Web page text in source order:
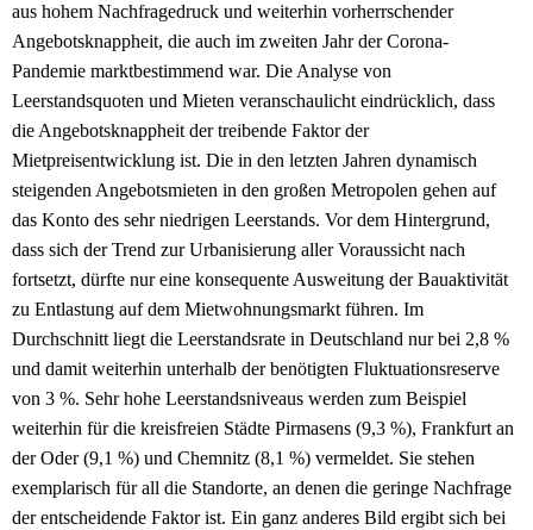
aus hohem Nachfragedruck und weiterhin vorherrschender
Angebotsknappheit, die auch im zweiten Jahr der Corona-
Pandemie marktbestimmend war. Die Analyse von
Leerstandsquoten und Mieten veranschaulicht eindrücklich, dass
die Angebotsknappheit der treibende Faktor der
Mietpreisentwicklung ist. Die in den letzten Jahren dynamisch
steigenden Angebotsmieten in den großen Metropolen gehen auf
das Konto des sehr niedrigen Leerstands. Vor dem Hintergrund,
dass sich der Trend zur Urbanisierung aller Voraussicht nach
fortsetzt, dürfte nur eine konsequente Ausweitung der Bauaktivität
zu Entlastung auf dem Mietwohnungsmarkt führen. Im
Durchschnitt liegt die Leerstandsrate in Deutschland nur bei 2,8 %
und damit weiterhin unterhalb der benötigten Fluktuationsreserve
von 3 %. Sehr hohe Leerstandsniveaus werden zum Beispiel
weiterhin für die kreisfreien Städte Pirmasens (9,3 %), Frankfurt an
der Oder (9,1 %) und Chemnitz (8,1 %) vermeldet. Sie stehen
exemplarisch für all die Standorte, an denen die geringe Nachfrage
der entscheidende Faktor ist. Ein ganz anderes Bild ergibt sich bei